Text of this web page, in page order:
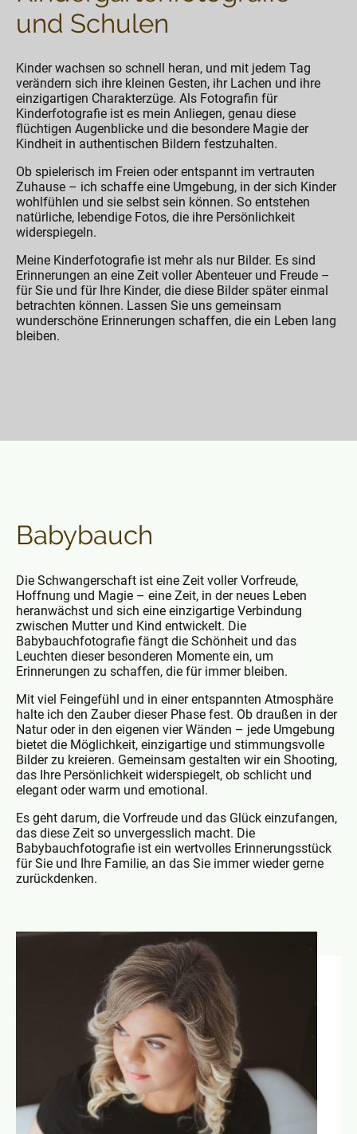
und Schulen
Kinder wachsen so schnell heran, und mit jedem Tag
verändern sich ihre kleinen Gesten, ihr Lachen und ihre
einzigartigen Charakterzüge. Als Fotografin für
Kinderfotografie ist es mein Anliegen, genau diese
flüchtigen Augenblicke und die besondere Magie der
Kindheit in authentischen Bildern festzuhalten.
Ob spielerisch im Freien oder entspannt im vertrauten
Zuhause – ich schaffe eine Umgebung, in der sich Kinder
wohlfühlen und sie selbst sein können. So entstehen
natürliche, lebendige Fotos, die ihre Persönlichkeit
widerspiegeln.
Meine Kinderfotografie ist mehr als nur Bilder. Es sind
Erinnerungen an eine Zeit voller Abenteuer und Freude –
für Sie und für Ihre Kinder, die diese Bilder später einmal
betrachten können. Lassen Sie uns gemeinsam
wunderschöne Erinnerungen schaffen, die ein Leben lang
bleiben.
Babybauch
Die Schwangerschaft ist eine Zeit voller Vorfreude,
Hoffnung und Magie – eine Zeit, in der neues Leben
heranwächst und sich eine einzigartige Verbindung
zwischen Mutter und Kind entwickelt. Die
Babybauchfotografie fängt die Schönheit und das
Leuchten dieser besonderen Momente ein, um
Erinnerungen zu schaffen, die für immer bleiben.
Mit viel Feingefühl und in einer entspannten Atmosphäre
halte ich den Zauber dieser Phase fest. Ob draußen in der
Natur oder in den eigenen vier Wänden – jede Umgebung
bietet die Möglichkeit, einzigartige und stimmungsvolle
Bilder zu kreieren. Gemeinsam gestalten wir ein Shooting,
das Ihre Persönlichkeit widerspiegelt, ob schlicht und
elegant oder warm und emotional.
Es geht darum, die Vorfreude und das Glück einzufangen,
das diese Zeit so unvergesslich macht. Die
Babybauchfotografie ist ein wertvolles Erinnerungsstück
für Sie und Ihre Familie, an das Sie immer wieder gerne
zurückdenken.